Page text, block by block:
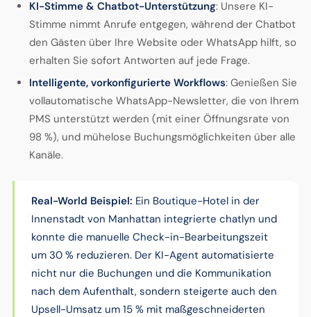
KI-Stimme & Chatbot-Unterstützung: Unsere KI-
Stimme nimmt Anrufe entgegen, während der Chatbot
den Gästen über Ihre Website oder WhatsApp hilft, so
erhalten Sie sofort Antworten auf jede Frage.
Intelligente, vorkonfigurierte Workflows: Genießen Sie
vollautomatische WhatsApp-Newsletter, die von Ihrem
PMS unterstützt werden (mit einer Öffnungsrate von
98 %), und mühelose Buchungsmöglichkeiten über alle
Kanäle.
Real-World Beispiel: Ein Boutique-Hotel in der
Innenstadt von Manhattan integrierte chatlyn und
konnte die manuelle Check-in-Bearbeitungszeit
um 30 % reduzieren. Der KI-Agent automatisierte
nicht nur die Buchungen und die Kommunikation
nach dem Aufenthalt, sondern steigerte auch den
Upsell-Umsatz um 15 % mit maßgeschneiderten